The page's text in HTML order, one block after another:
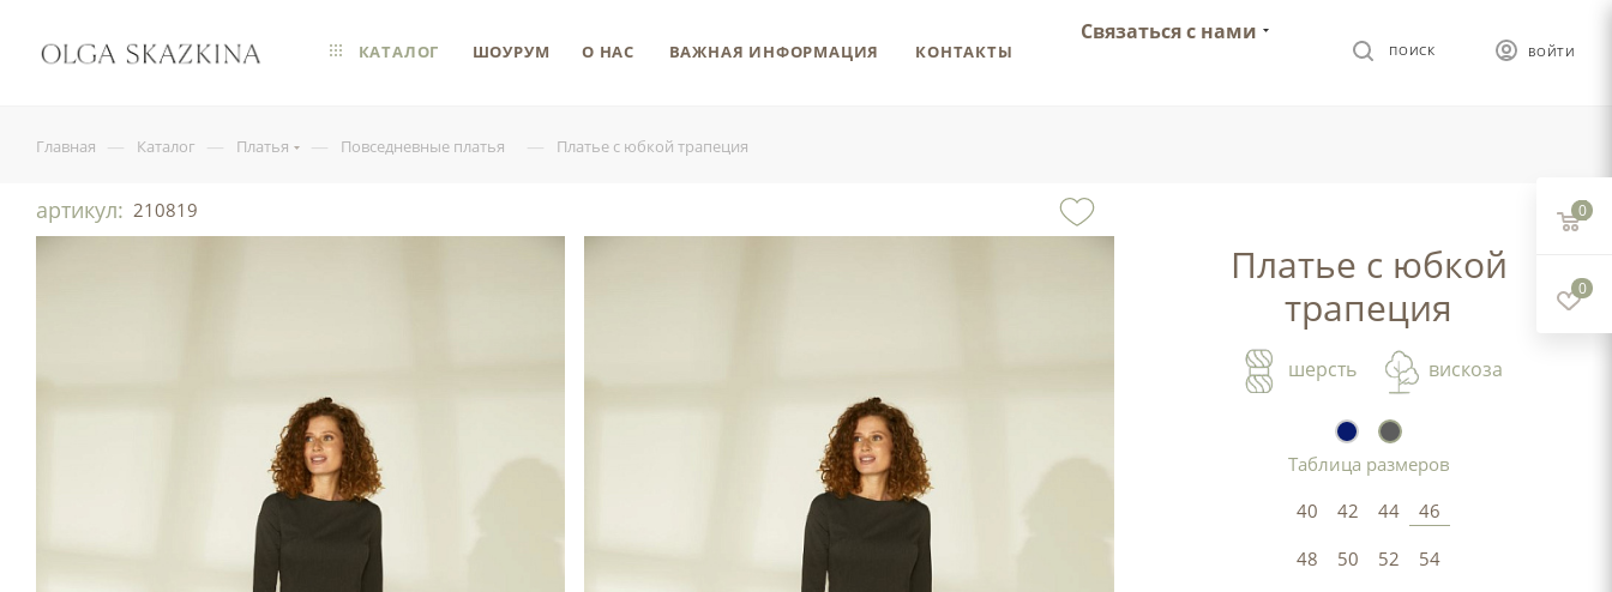
ВОЙТИ
ПОИСК
Связаться с нами
КАТАЛОГ ШОУРУМ О НАС ВАЖНАЯ ИНФОРМАЦИЯ КОНТАКТЫ
Главная — Каталог — Платья — Повседневные платья — Платье с юбкой трапеция
артикул: 210819
Платье с юбкой
трапеция
шерсть вискоза
Таблица размеров
40
42 44
46
48
50 52 54
0
0